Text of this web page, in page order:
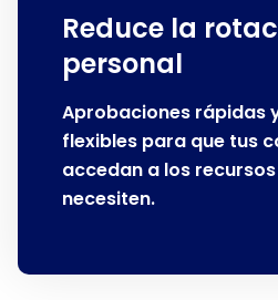
Reduce la
personal
Aprobaciones rápidas
flexibles para que tus
accedan a los
necesiten.